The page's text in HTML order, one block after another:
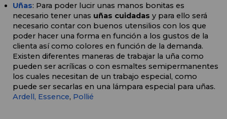
Uñas: Para poder lucir unas manos bonitas es
necesario tener unas uñas cuidadas y para ello será
necesario contar con buenos utensilios con los que
poder hacer una forma en función a los gustos de la
clienta así como colores en función de la demanda.
Existen diferentes maneras de trabajar la uña como
pueden ser acrílicas o con esmaltes semipermanentes
los cuales necesitan de un trabajo especial, como
Ardell, Essence, Pollié